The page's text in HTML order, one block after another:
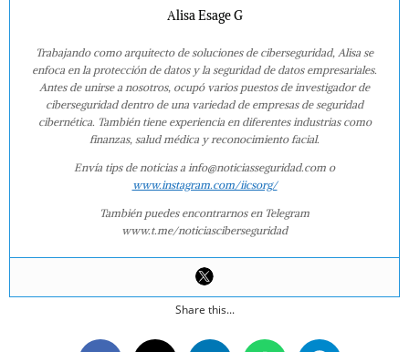
Alisa Esage G
Trabajando como arquitecto de soluciones de ciberseguridad, Alisa se
enfoca en la protección de datos y la seguridad de datos empresariales.
Antes de unirse a nosotros, ocupó varios puestos de investigador de
ciberseguridad dentro de una variedad de empresas de seguridad
cibernética. También tiene experiencia en diferentes industrias como
finanzas, salud médica y reconocimiento facial.
Envía tips de noticias a info@noticiasseguridad.com o
www.instagram.com/iicsorg/
También puedes encontrarnos en Telegram
www.t.me/noticiasciberseguridad
Share this...